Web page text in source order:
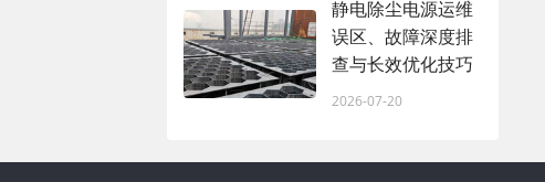
静电除尘电源运维
误区、故障深度排
查与长效优化技巧
2026-07-20